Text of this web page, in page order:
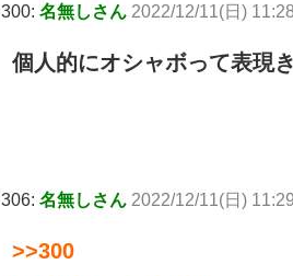
300: 名無しさん 2022/12/11(日)
個人的にオシャボって表現
306: 名無しさん 2022/12/11(日)
>>300